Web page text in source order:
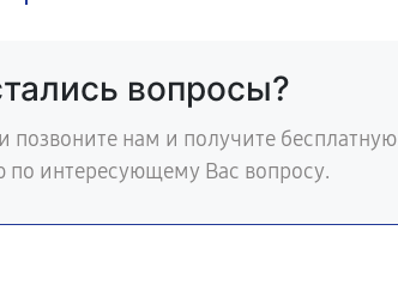
вопросы?
позвоните нам и получите бесплатную
по интересующему Вас вопросу.